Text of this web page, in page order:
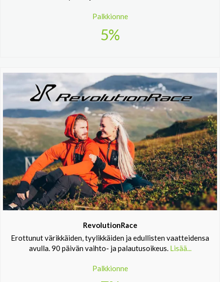
Palkkionne
5%
RevolutionRace
Erottunut värikkäiden, tyylikkäiden ja edullisten vaatteidensa
avulla. 90 päivän vaihto- ja palautusoikeus. Lisää...
Palkkionne